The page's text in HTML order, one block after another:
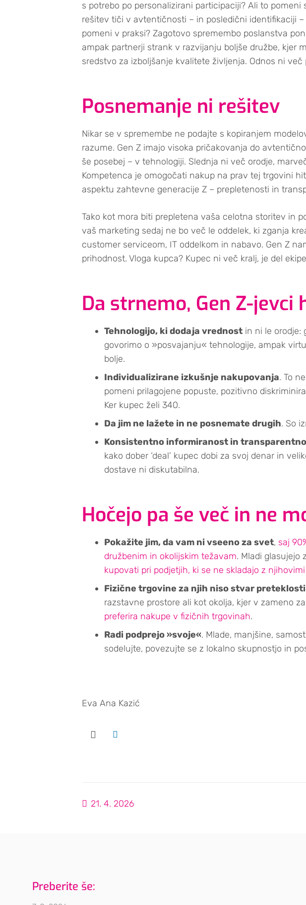
s potrebo po personalizirani participaciji? Ali to
rešitev tiči v avtentičnosti – in posledični identifikaciji
pomeni v praksi? Zagotovo spremembo poslanstva
ampak partnerji strank v razvijanju boljše družbe, kjer
sredstvo za izboljšanje kvalitete življenja. Odnos ni
Posnemanje ni rešitev
Nikar se v spremembe ne podajte s kopiranjem
razume. Gen Z imajo visoka pričakovanja do
še posebej – v tehnologiji. Slednja ni več orodje,
Kompetenca je omogočati nakup na prav tej trgovini
aspektu zahtevne generacije Z – prepletenosti in
Tako kot mora biti prepletena vaša celotna storitev in
vaš marketing sedaj ne bo več le oddelek, ki zganja
customer serviceom, IT oddelkom in nabavo. Gen Z
prihodnost. Vloga kupca? Kupec ni več kralj, je del
Da strnemo, Gen Z-jevci
Tehnologijo, ki dodaja vrednost in ni le orodje:
govorimo o »posvajanju« tehnologije, ampak
bolje.
Individualizirane izkušnje nakupovanja. To
pomeni prilagojene popuste, pozitivno
Ker kupec želi 340.
Da jim ne lažete in ne posnemate drugih. So
Konsistentno informiranost in
kako dober ‘deal’ kupec dobi za svoj denar in
dostave ni diskutabilna.
Hočejo pa še več in ne
Pokažite jim, da vam ni vseeno za svet, saj
družbenim in okolijskim težavam. Mladi glasujejo
kupovati pri podjetjih, ki se ne skladajo z
Fizične trgovine za njih niso stvar preteklosti
razstavne prostore ali kot okolja, kjer v zameno
preferira nakupe v fizičnih trgovinah.
Radi podprejo »svoje«. Mlade, manjšine,
sodelujte, povezujte se z lokalno skupnostjo in
Eva Ana Kazić
21. 4. 2026
Preberite še: